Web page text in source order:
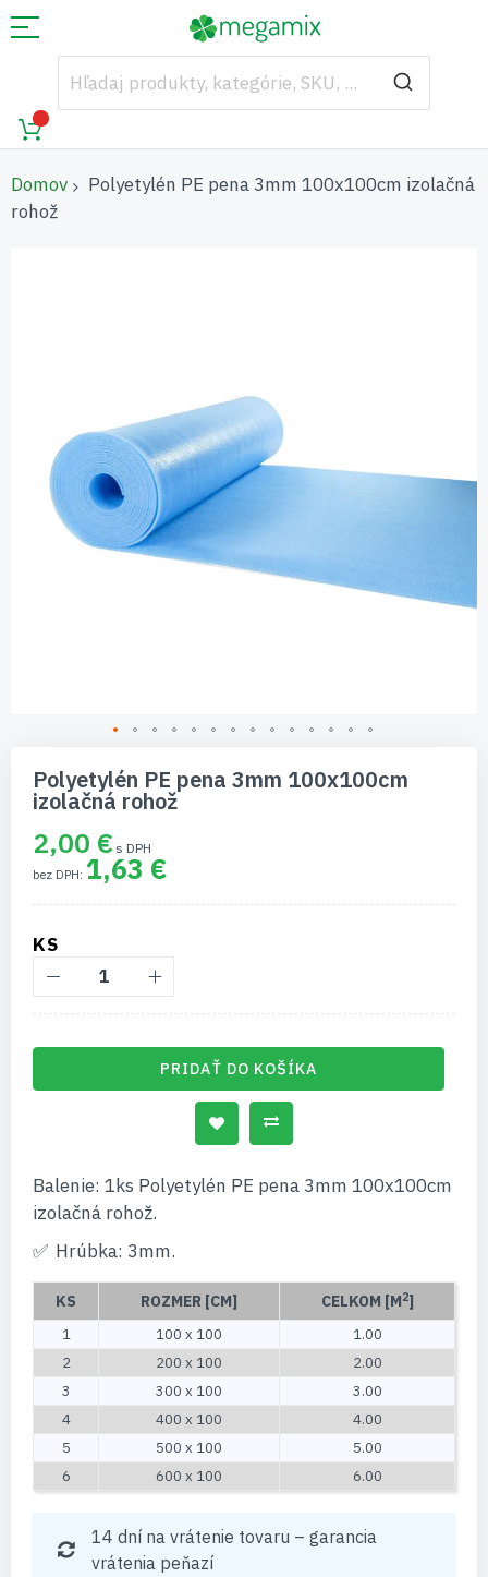
Domov
Polyetylén PE pena 3mm 100x100cm izolačná
rohož
začiatok
galérie
Polyetylén PE pena 3mm 100x100cm
izolačná rohož
2,00 €
1,63 €
KS
PRIDAŤ DO KOŠÍKA
Balenie: 1ks Polyetylén PE pena 3mm 100x100cm
izolačná rohož.
Hrúbka: 3mm.
KS ROZMER [CM] CELKOM [M2]
1 100 x 100
1.00
2
200 x 100
2.00
3
300 x 100
3.00
4
400 x 100
4.00
5
500 x 100
5.00
6
600 x 100 6.00
14 dní na vrátenie tovaru – garancia
vrátenia peňazí